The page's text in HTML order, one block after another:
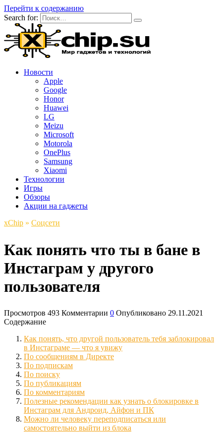
Перейти к содержанию
Search for:
Новости
Apple
Google
Honor
Huawei
LG
Meizu
Microsoft
Motorola
OnePlus
Samsung
Xiaomi
Технологии
Игры
Обзоры
Акции на гаджеты
xСhip » Соцсети
Как понять что ты в бане в
Инстаграм у другого
пользователя
Просмотров 493 Комментарии 0 Опубликовано 29.11.2021
Содержание
Как понять, что другой пользователь тебя заблокировал
в Инстаграме — что я увижу
По сообщениям в Директе
По подпискам
По поиску
По публикациям
По комментариям
Полезные рекомендации как узнать о блокировке в
Инстаграм для Андроид, Айфон и ПК
Можно ли человеку переподписаться или
самостоятельно выйти из блока